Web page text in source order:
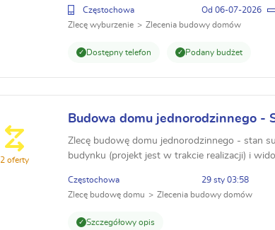
Częstochowa
06-07-2026
Zlecę wyburzenie
Zlecenia budowy domów
Dostępny telefon Podany budżet
Budowa domu jednorodzinnego -
m.kw.
Zlecę budowę domu jednorodzinnego - stan
budynku (projekt jest w trakcie realizacji) i
Częstochowa
29 sty 03:58
Zlecę budowę domu
Zlecenia budowy domów
Szczegółowy opis
2 oferty